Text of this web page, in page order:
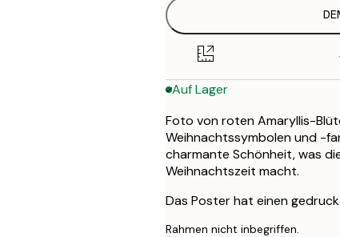
50x70 cm
Auf Lager
Foto von roten Amaryllis-
Weihnachtssymbolen und -
charmante Schönheit, was
Weihnachtszeit macht.
Das Poster hat einen
Rahmen nicht inbegriffen.